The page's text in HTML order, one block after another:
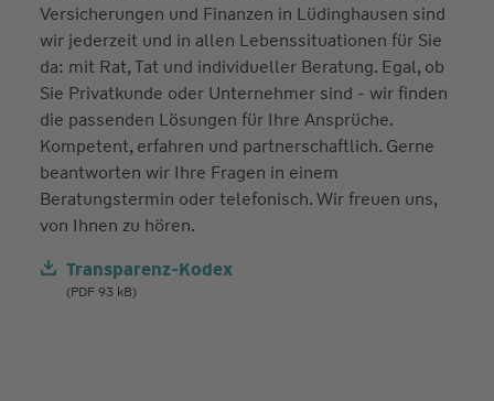
Versicherungen und Finanzen in Lüdinghausen sind
wir jederzeit und in allen Lebenssituationen für Sie
da: mit Rat, Tat und individueller Beratung. Egal, ob
Sie Privatkunde oder Unternehmer sind - wir finden
die passenden Lösungen für Ihre Ansprüche.
Kompetent, erfahren und partnerschaftlich. Gerne
beantworten wir Ihre Fragen in einem
Beratungstermin oder telefonisch. Wir freuen uns,
von Ihnen zu hören.
Transparenz-Kodex
(PDF 93 kB)